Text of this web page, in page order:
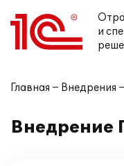
и
Главная Внедрения